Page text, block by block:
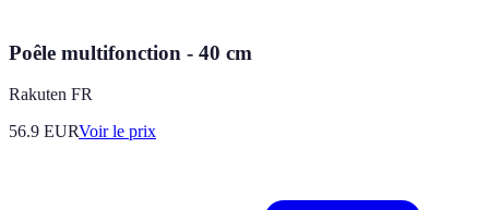
Poêle multifonction - 40 cm
Rakuten FR
56.9 EURVoir le prix